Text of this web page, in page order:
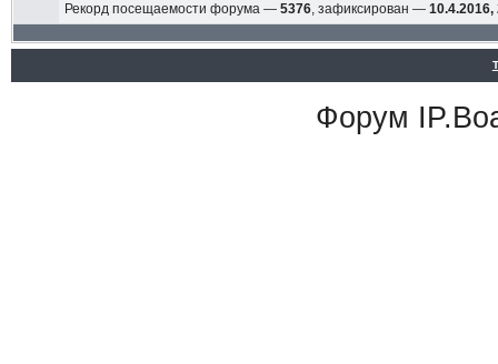
Рекорд посещаемости форума — 5376, зафиксирован — 10.4.2016,
Форум